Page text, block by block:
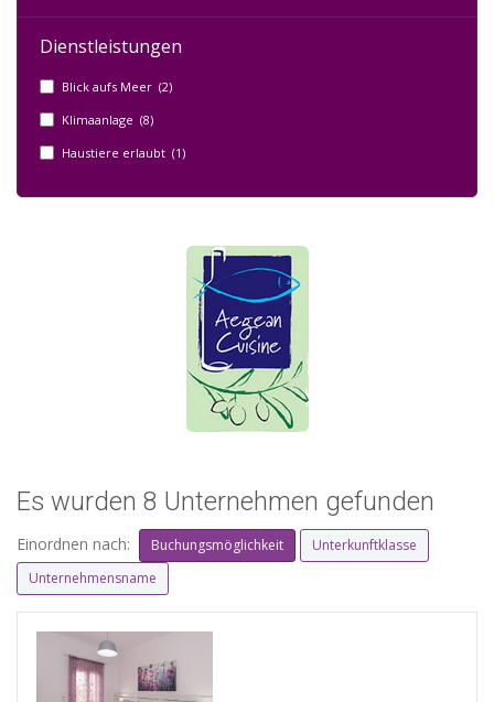
Dienstleistungen
Blick aufs Meer (2)
Klimaanlage (8)
Haustiere erlaubt (1)
Es wurden 8 Unternehmen gefunden
Einordnen nach: Buchungsmöglichkeit
Unterkunftklasse
Unternehmensname